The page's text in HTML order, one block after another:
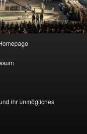
ihr unmögliches